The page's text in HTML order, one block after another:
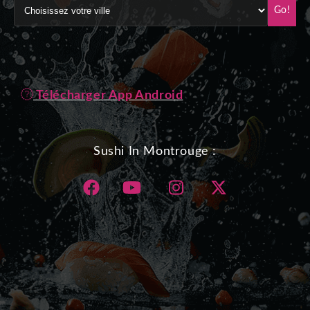
Go!
Télécharger App Android
Sushi In Montrouge :